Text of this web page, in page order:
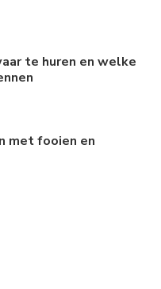
te huren en welke
met fooien en